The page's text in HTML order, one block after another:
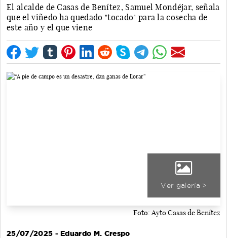
El alcalde de Casas de Benítez, Samuel Mondéjar, señala
que el viñedo ha quedado "tocado" para la cosecha de
este año y el que viene
Ver galería >
Foto: Ayto Casas de Benítez
25/07/2025 - Eduardo M. Crespo